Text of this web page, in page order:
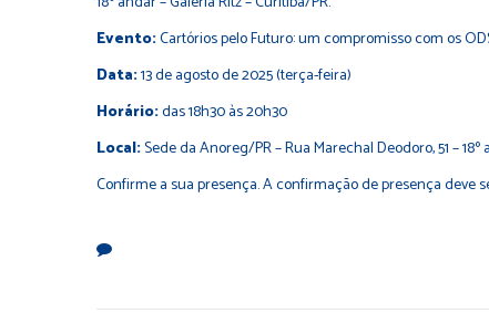
Evento:Cartórios pelo Futuro: um compromisso com os
Data:13 de agosto de 2025 (terça-feira)
Horário:das 18h30 às 20h30
Local:Sede da Anoreg/PR – Rua Marechal Deodoro, 51 –
Confirme a sua presença. A confirmação de presença